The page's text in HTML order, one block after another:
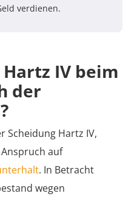
verdienen.
IV beim
der
Scheidung Hartz IV,
auf
. In Betracht
wegen